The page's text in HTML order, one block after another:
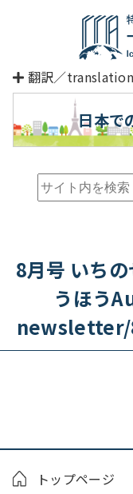
翻訳／translation
日本で
8月号 いち
うほう
newsletter/
トップページ